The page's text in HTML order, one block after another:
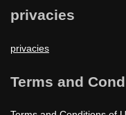
privacies
privacies
Terms and